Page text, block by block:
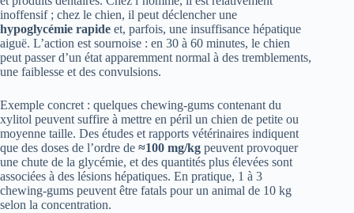
inoffensif ; chez le chien, il peut déclencher une
hypoglycémie rapide et, parfois, une insuffisance hépatique
aiguë. L’action est sournoise : en 30 à 60 minutes, le chien
peut passer d’un état apparemment normal à des tremblements,
une faiblesse et des convulsions.
Exemple concret : quelques chewing-gums contenant du
xylitol peuvent suffire à mettre en péril un chien de petite ou
moyenne taille. Des études et rapports vétérinaires indiquent
que des doses de l’ordre de ≈100 mg/kg peuvent provoquer
une chute de la glycémie, et des quantités plus élevées sont
associées à des lésions hépatiques. En pratique, 1 à 3
chewing-gums peuvent être fatals pour un animal de 10 kg
selon la concentration.